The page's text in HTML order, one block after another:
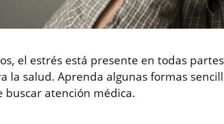
el estrés está presente en todas
la salud. Aprenda algunas formas
buscar atención médica.